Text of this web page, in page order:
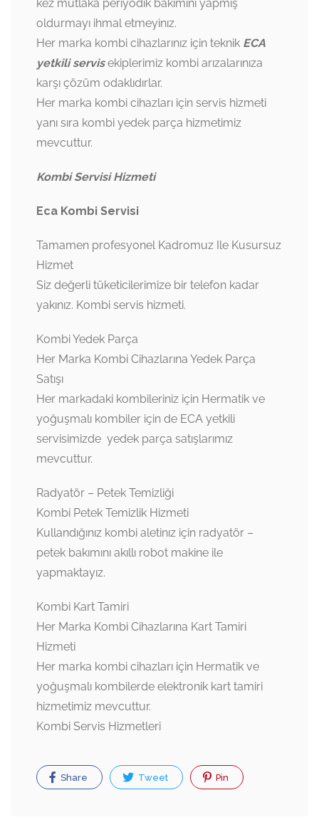
kez mutlaka periyodik bakımını yapmış
oldurmayı ihmal etmeyinız.
Her marka kombi cihazlarınız için teknik ECA
yetkili servisekiplerimiz kombi arızalarınıza
karşı çözüm odaklıdırlar.
Her marka kombi cihazları için servis hizmeti
yanı sıra kombi yedek parça hizmetimiz
mevcuttur.
Kombi Servisi Hizmeti
Eca Kombi Servisi
Tamamen profesyonel Kadromuz Ile Kusursuz
Hizmet
Siz değerli tüketicilerimize bir telefon kadar
yakınız. Kombi servis hizmeti.
Kombi Yedek Parça
Her Marka Kombi Cihazlarına Yedek Parça
Satışı
Her markadaki kombileriniz için Hermatik ve
yoğuşmalı kombiler için de ECA yetkili
servisimizde yedek parça satışlarımız
mevcuttur.
Radyatör – Petek Temizliği
Kombi Petek Temizlik Hizmeti
Kullandığınız kombi aletinız için radyatör –
petek bakımını akıllı robot makine ile
yapmaktayız.
Kombi Kart Tamiri
Her Marka Kombi Cihazlarına Kart Tamiri
Hizmeti
Her marka kombi cihazları için Hermatik ve
yoğuşmalı kombilerde elektronik kart tamiri
hizmetimiz mevcuttur.
Kombi Servis Hizmetleri
Share Tweet Pin